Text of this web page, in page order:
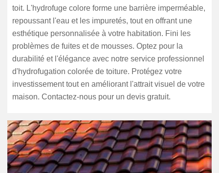
toit. L'hydrofuge colore forme une barrière imperméable,
repoussant l'eau et les impuretés, tout en offrant une
esthétique personnalisée à votre habitation. Fini les
problèmes de fuites et de mousses. Optez pour la
durabilité et l'élégance avec notre service professionnel
d'hydrofugation colorée de toiture. Protégez votre
investissement tout en améliorant l'attrait visuel de votre
maison. Contactez-nous pour un devis gratuit.